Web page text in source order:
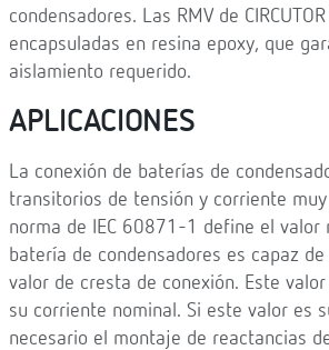
condensadores. Las RMV de
encapsuladas en resina epoxy, que
aislamiento requerido.
APLICACIONES
La conexión de baterías de
transitorios de tensión y corriente muy
norma de IEC 60871-1 define el valor
batería de condensadores es capaz
valor de cresta de conexión. Este
su corriente nominal. Si este valor es
necesario el montaje de reactancias